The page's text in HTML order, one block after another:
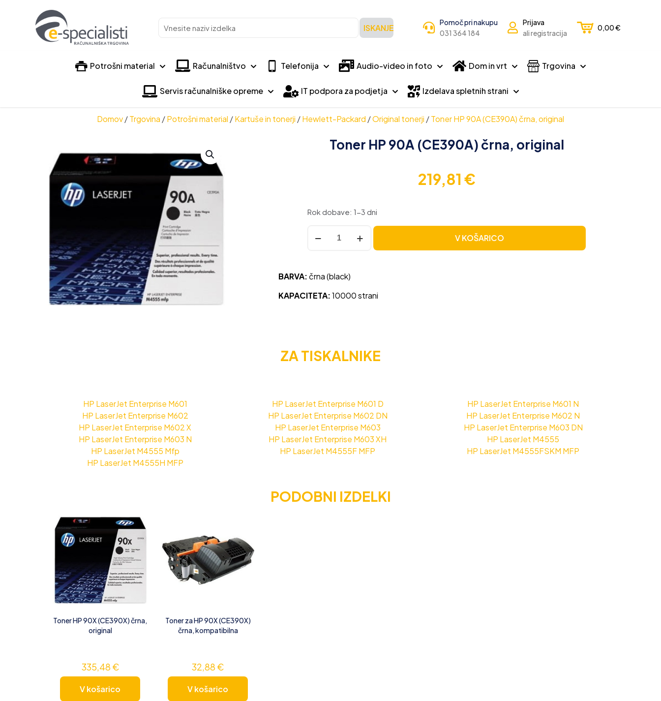
Vnesite
naziv
ISKANJE
Pomoč pri nakupu
031 364 184
Prijava
ali registracija
0,00€
Potrošni material Računalništvo Telefonija Audio-video in foto Dom in vrt Trgovina
Servis računalniške opreme IT podpora za podjetja Izdelava spletnih strani
Domov/Trgovina /Potrošni material /Kartuše in tonerji /Hewlett-Packard /Original tonerji /Toner HP 90A (CE390A) črna, original
Toner HP 90A (CE390A) črna, original
219,81 €
Rok dobave: 1-3 dni
Toner
HP
90A
črna,
količina
V KOŠARICO
BARVA: črna (black)
KAPACITETA:10000 strani
ZA TISKALNIKE
HP LaserJet Enterprise M601 HP LaserJet Enterprise M601 D
HP LaserJet Enterprise M601 N
HP LaserJet Enterprise M602
HP LaserJet Enterprise M602 DN
HP LaserJet Enterprise M602 N
HP LaserJet Enterprise M602 X
HP LaserJet Enterprise M603
HP LaserJet Enterprise M603 DN
HP LaserJet Enterprise M603 N
HP LaserJet Enterprise M603 XH
HP LaserJet M4555
HP LaserJet M4555 Mfp
HP LaserJet M4555F MFP
HP LaserJet M4555FSKM MFP
HP LaserJet M4555H MFP
PODOBNI IZDELKI
Toner HP 90X (CE390X) črna,
original
335,48 €
V košarico
Toner za HP 90X (CE390X)
črna, kompatibilna
32,88 €
V košarico